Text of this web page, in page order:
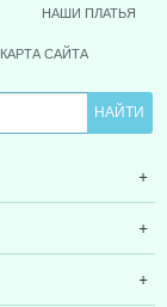
НАШИ ПЛАТЬЯ
КАРТА САЙТА